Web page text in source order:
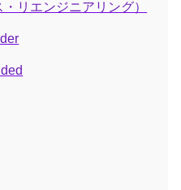
リエンジニアリング）